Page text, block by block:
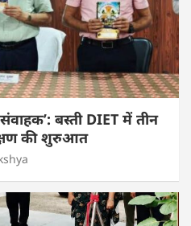
बस्ती DIET में तीन
की शुरुआत